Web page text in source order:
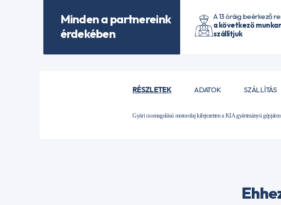
Minden a partnereink
érdekében
A 13 óráig beérkező
a következő
szállítjuk
RÉSZLETEK ADATOK SZÁLLÍTÁS
Gyári csomagolású motorolaj kifejezetten a KIA gyártmányú